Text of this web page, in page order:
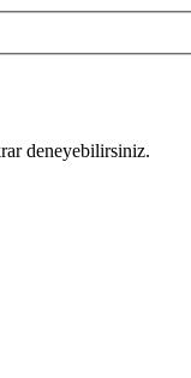
deneyebilirsiniz.